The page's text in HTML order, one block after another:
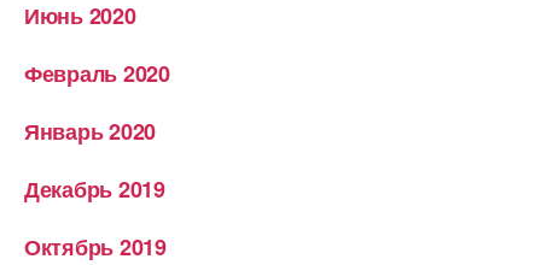
Июнь 2020
Февраль 2020
Январь 2020
Декабрь 2019
Октябрь 2019